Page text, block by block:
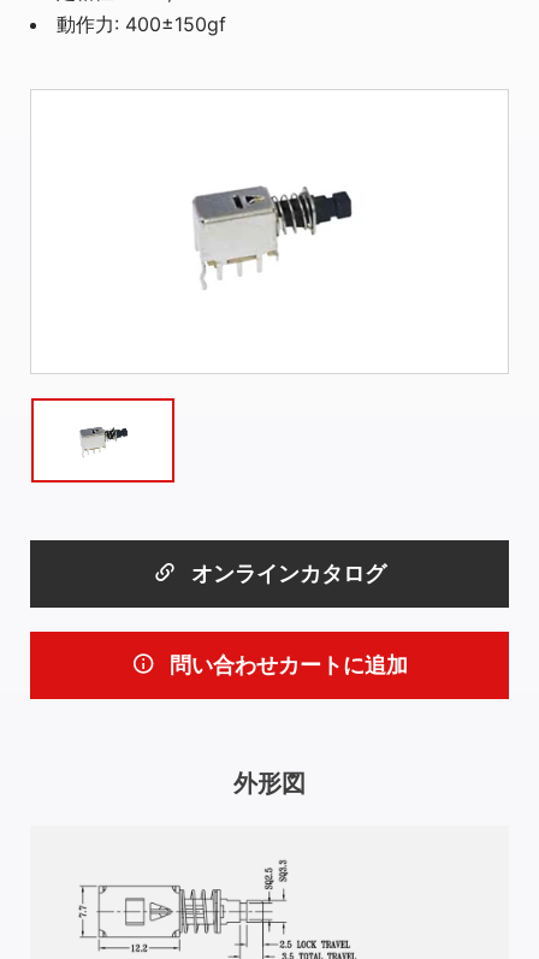
動作力: 400±150gf
オンラインカタログ
問い合わせカートに追加
外形図